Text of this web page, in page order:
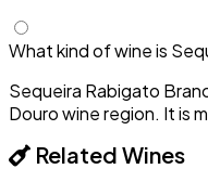
What kind of wine is
Sequeira Rabigato
Douro wine region. It is
Related Wines